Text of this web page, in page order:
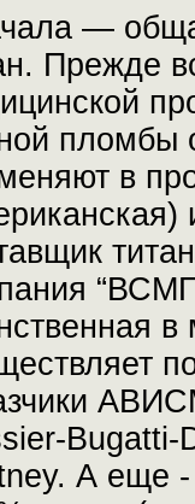
—
Прежде
пломбы
в
в
Bugatti-
А еще